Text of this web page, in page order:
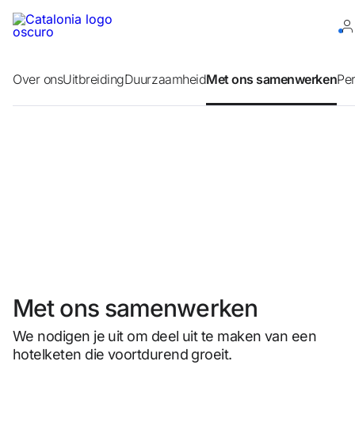
Log in op je account
Sessie beginnen met enkel e-mailadres
Over onsUitbreidingDuurzaamheidMet ons samenwerken
Met ons samenwerken
We nodigen je uit om deel uit te maken van een
hotelketen die voortdurend groeit.